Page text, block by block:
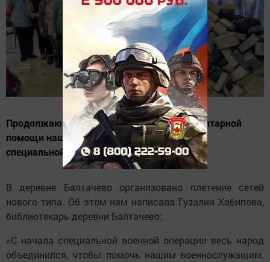
Продолжаются работы по оказанию гуманитарной
помощи нашим мужчинам, участвующим в
специальной военной операции.
В деревне Балтачево организовано плетение сетей
нового типа. Об этом нам написала Гузалия Хабипова,
библиотекарь деревни Балтачево:
«С начала специальной военной операции весь народ
объединился, чтобы помочь нашим военнослужащим.